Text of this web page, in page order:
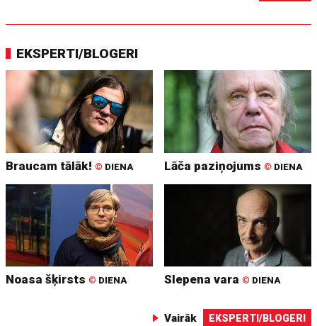
EKSPERTI/BLOGERI
Braucam tālāk! © DIENA Lāča paziņojums © DIENA
Noasa šķirsts © DIENA Slepena vara © DIENA
Vairāk EKSPERTI/BLOGERI